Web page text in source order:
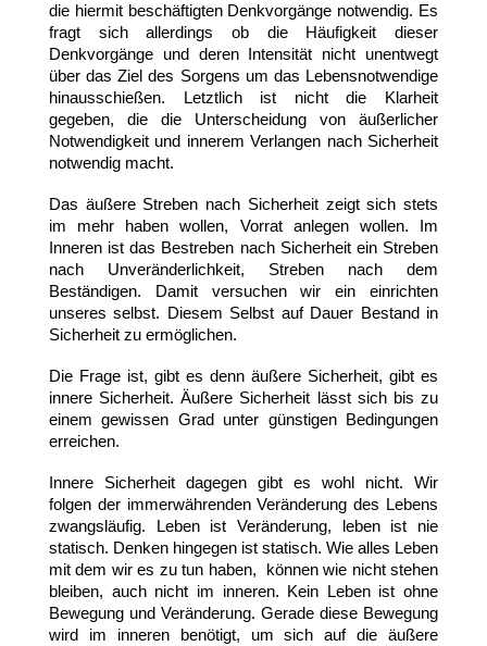
die hiermit beschäftigten Denkvorgänge notwendig. Es
fragt sich allerdings ob die Häufigkeit dieser
Denkvorgänge und deren Intensität nicht unentwegt
über das Ziel des Sorgens um das Lebensnotwendige
hinausschießen. Letztlich ist nicht die Klarheit
gegeben, die die Unterscheidung von äußerlicher
Notwendigkeit und innerem Verlangen nach Sicherheit
notwendig macht.
Das äußere Streben nach Sicherheit zeigt sich stets
im mehr haben wollen, Vorrat anlegen wollen. Im
Inneren ist das Bestreben nach Sicherheit ein Streben
nach Unveränderlichkeit, Streben nach dem
Beständigen. Damit versuchen wir ein einrichten
unseres selbst. Diesem Selbst auf Dauer Bestand in
Sicherheit zu ermöglichen.
Die Frage ist, gibt es denn äußere Sicherheit, gibt es
innere Sicherheit. Äußere Sicherheit lässt sich bis zu
einem gewissen Grad unter günstigen Bedingungen
erreichen.
Innere Sicherheit dagegen gibt es wohl nicht. Wir
folgen der immerwährenden Veränderung des Lebens
zwangsläufig. Leben ist Veränderung, leben ist nie
statisch. Denken hingegen ist statisch. Wie alles Leben
mit dem wir es zu tun haben, können wie nicht stehen
bleiben, auch nicht im inneren. Kein Leben ist ohne
Bewegung und Veränderung. Gerade diese Bewegung
wird im inneren benötigt, um sich auf die äußere